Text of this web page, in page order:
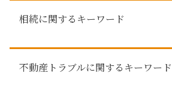
自己破産 家族 カード
自己破産 デメリット 仕事
自己破産 メリット
相続に関するキーワード
不動産 相続
不動産トラブルに関するキーワード